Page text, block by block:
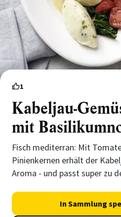
1
Kabeljau-
mit
Fisch mediterran: Mit
Pinienkernen erhält der
Aroma - und passt super zu
In Sammlung